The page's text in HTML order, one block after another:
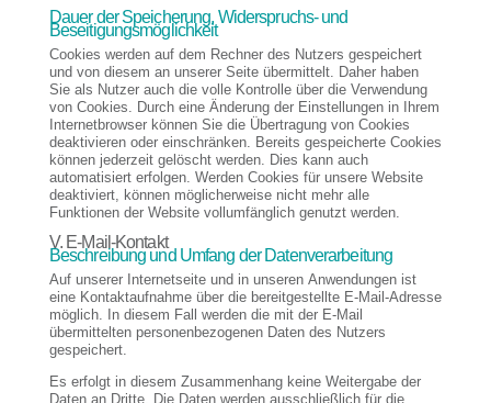
Dauer der Speicherung, Widerspruchs- und
Beseitigungsmöglichkeit
Cookies werden auf dem Rechner des Nutzers gespeichert
und von diesem an unserer Seite übermittelt. Daher haben
Sie als Nutzer auch die volle Kontrolle über die Verwendung
von Cookies. Durch eine Änderung der Einstellungen in Ihrem
Internetbrowser können Sie die Übertragung von Cookies
deaktivieren oder einschränken. Bereits gespeicherte Cookies
können jederzeit gelöscht werden. Dies kann auch
automatisiert erfolgen. Werden Cookies für unsere Website
deaktiviert, können möglicherweise nicht mehr alle
Funktionen der Website vollumfänglich genutzt werden.
V. E-Mail-Kontakt
Beschreibung und Umfang der Datenverarbeitung
Auf unserer Internetseite und in unseren Anwendungen ist
eine Kontaktaufnahme über die bereitgestellte E-Mail-Adresse
möglich. In diesem Fall werden die mit der E-Mail
übermittelten personenbezogenen Daten des Nutzers
gespeichert.
Es erfolgt in diesem Zusammenhang keine Weitergabe der
Daten an Dritte. Die Daten werden ausschließlich für die